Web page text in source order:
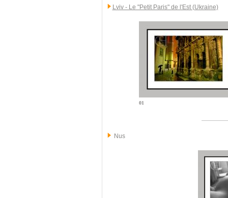
Lviv - Le "Petit Paris" de l'Est (Ukraine)
01
Nus